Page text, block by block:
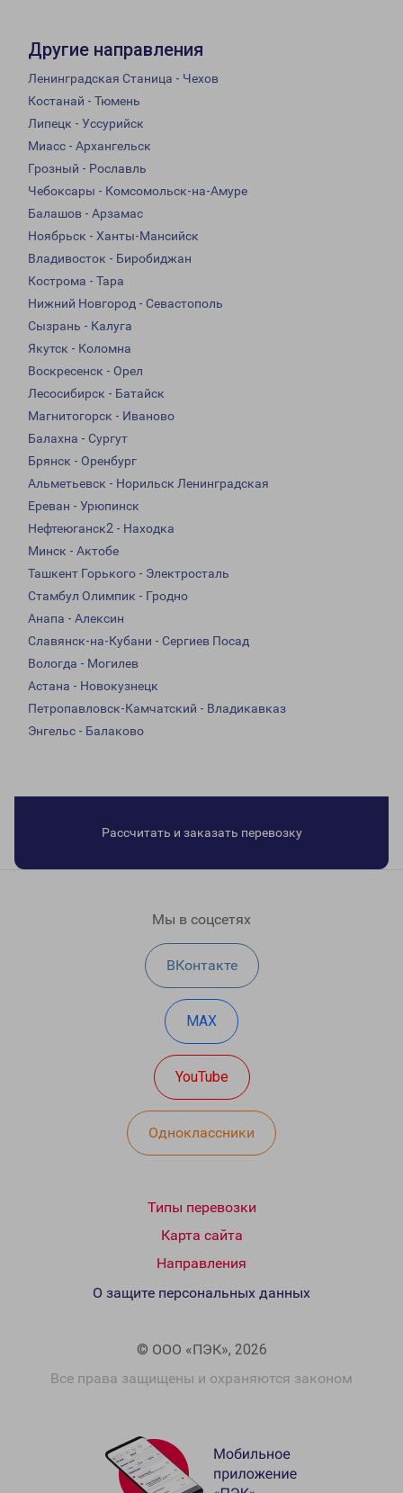
Другие направления
Ленинградская Станица - Чехов
Костанай - Тюмень
Липецк - Уссурийск
Миасс - Архангельск
Грозный - Рославль
Чебоксары - Комсомольск-на-Амуре
Балашов - Арзамас
Ноябрьск - Ханты-Мансийск
Владивосток - Биробиджан
Кострома - Тара
Нижний Новгород - Севастополь
Сызрань - Калуга
Якутск - Коломна
Воскресенск - Орел
Лесосибирск - Батайск
Магнитогорск - Иваново
Балахна - Сургут
Брянск - Оренбург
Альметьевск - Норильск Ленинградская
Ереван - Урюпинск
Нефтеюганск2 - Находка
Минск - Актобе
Ташкент Горького - Электросталь
Стамбул Олимпик - Гродно
Анапа - Алексин
Славянск-на-Кубани - Сергиев Посад
Вологда - Могилев
Астана - Новокузнецк
Петропавловск-Камчатский - Владикавказ
Энгельс - Балаково
Рассчитать и заказать перевозку
Мы в соцсетях
ВКонтакте
MAX
YouTube
Одноклассники
Типы перевозки
Карта сайта
Направления
© ООО «ПЭК», 2026
Все права защищены и охраняются законом
О защите персональных данных